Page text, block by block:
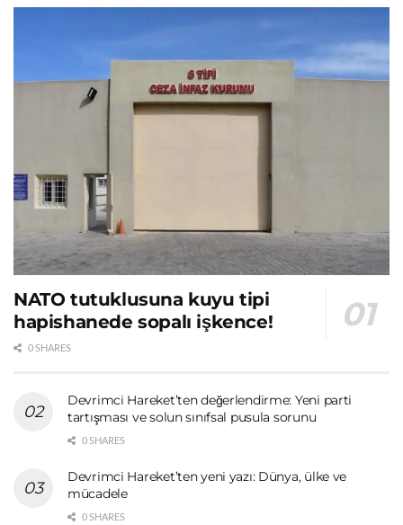
NATO tutuklusuna kuyu tipi
hapishanede sopalı işkence!
0 SHARES
Devrimci Hareket’ten değerlendirme: Yeni parti
tartışması ve solun sınıfsal pusula sorunu
0 SHARES
Devrimci Hareket’ten yeni yazı: Dünya, ülke ve
mücadele
0 SHARES